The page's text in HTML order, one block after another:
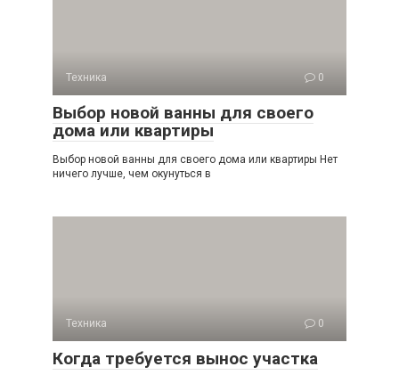
Техника 0
Выбор новой ванны для своего
дома или квартиры
Выбор новой ванны для своего дома или квартиры Нет
ничего лучше, чем окунуться в
Техника 0
Когда требуется вынос участка